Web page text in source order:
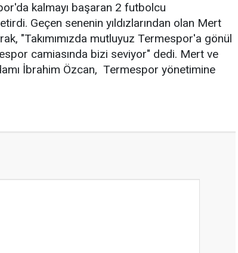
kalmayı başaran 2 futbolcu
Geçen senenin yıldızlarından olan Mert
"Takımımızda mutluyuz Termespor'a gönül
camiasında bizi seviyor" dedi. Mert ve
İbrahim Özcan, Termespor yönetimine